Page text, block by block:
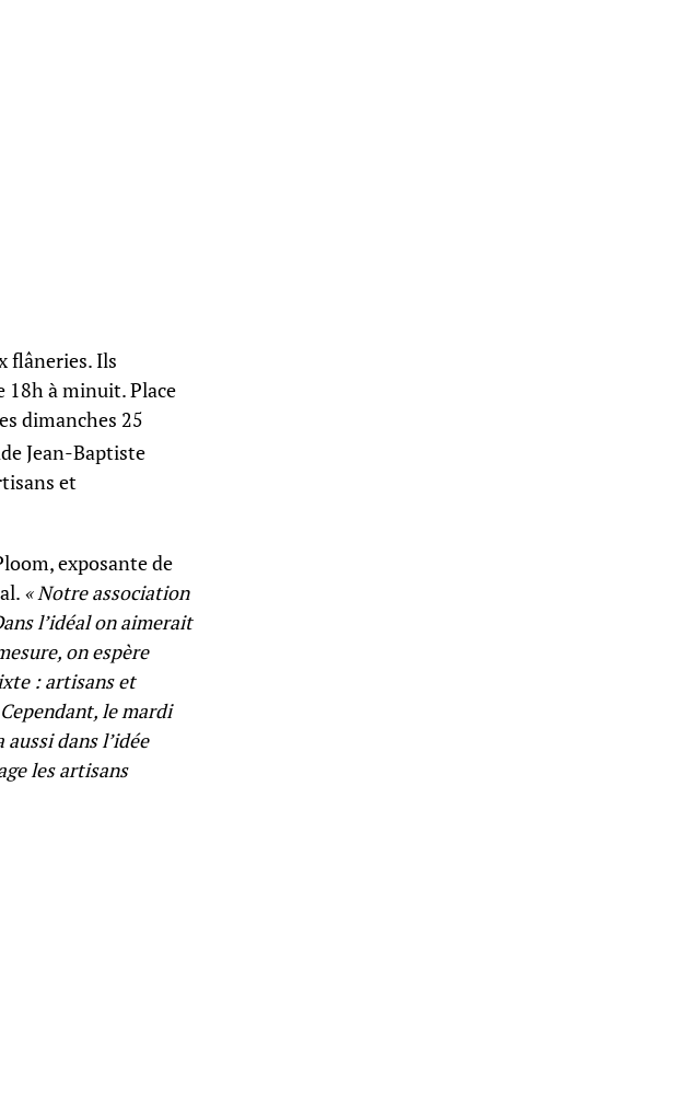
flâneries. Ils
18h à minuit. Place
dimanches 25
Jean-Baptiste
et
exposante de
« Notre association
l’idéal on aimerait
on espère
: artisans et
le mardi
dans l’idée
les artisans